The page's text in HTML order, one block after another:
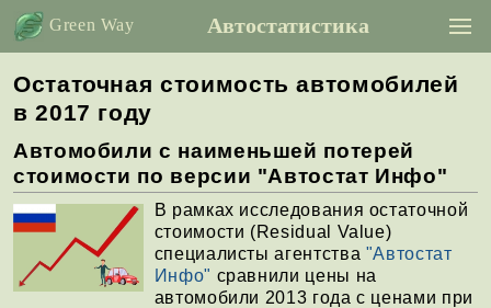
Green Way Автостатистика
Остаточная стоимость автомобилей
в 2017 году
Автомобили с наименьшей потерей
стоимости по версии "Автостат Инфо"
В рамках исследования остаточной
стоимости (Residual Value)
специалисты агентства "Автостат
Инфо" сравнили цены на
автомобили 2013 года с ценами при